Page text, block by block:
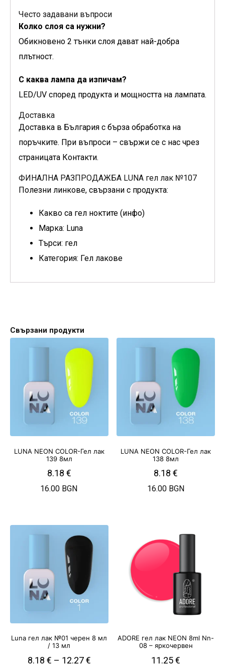
Често задавани въпроси
Колко слоя са нужни?
Обикновено 2 тънки слоя дават най-добра
плътност.
С каква лампа да изпичам?
LED/UV според продукта и мощността на лампата.
Доставка
Доставка в България с бърза обработка на
поръчките. При въпроси – свържи се с нас чрез
страницата Контакти.
ФИНАЛНА РАЗПРОДАЖБА LUNA гел лак №107
Полезни линкове, свързани с продукта:
Какво са гел ноктите (инфо)
Марка: Luna
Търси: гел
Категория: Гел лакове
Свързани продукти
LUNA NEON COLOR-Гел лак
139 8мл
8.18 €
16.00 BGN
LUNA NEON COLOR-Гел лак
138 8мл
8.18€
16.00 BGN
Luna гел лак №01 черен 8 мл
/ 13 мл
8.18 € – 12.27€
ADORE гел лак NEON 8ml Nn-
08 – яркочервен
11.25€